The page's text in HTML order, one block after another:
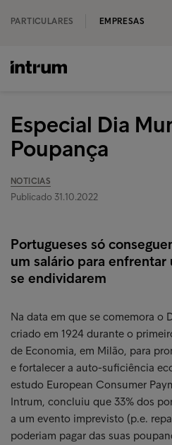
PARTICULARES EMPRESAS
Especial Dia
Poupança
NOTICIAS
Publicado 31.10.2022
Portugueses só
um salário para
se endividarem
Na data em que se comemora o
criado em 1924 durante o
de Economia, em Milão, para
e fortalecer a auto-suficiência
estudo European Consumer
Intrum, concluiu que 33% dos
a um evento imprevisto (p.e.
poderiam pagar das suas